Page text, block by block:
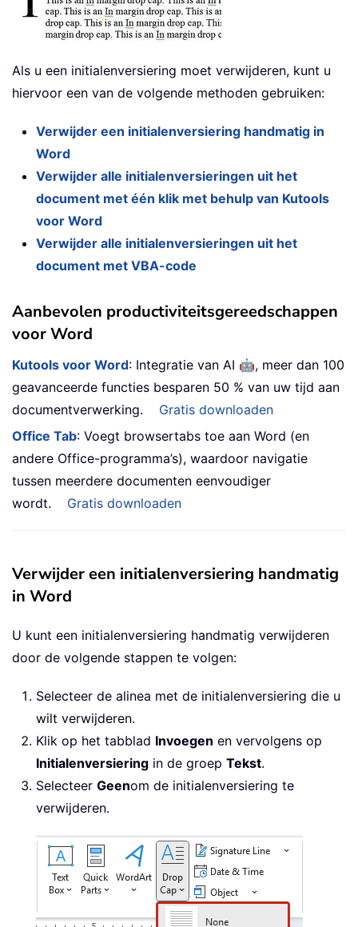
Als u een initialenversiering moet verwijderen, kunt u
hiervoor een van de volgende methoden gebruiken:
Verwijder een initialenversiering handmatig in
Word
Verwijder alle initialenversieringen uit het
document met één klik met behulp van Kutools
voor Word
Verwijder alle initialenversieringen uit het
document met VBA-code
Aanbevolen productiviteitsgereedschappen
voor Word
Kutools voor Word: Integratie van AI 🤖, meer dan 100
geavanceerde functies besparen 50 % van uw tijd aan
documentverwerking.
Gratis downloaden
Office Tab: Voegt browsertabs toe aan Word (en
andere Office-programma’s), waardoor navigatie
tussen meerdere documenten eenvoudiger
wordt.
Gratis downloaden
Verwijder een initialenversiering handmatig
in Word
U kunt een initialenversiering handmatig verwijderen
door de volgende stappen te volgen:
Selecteer de alinea met de initialenversiering die u
wilt verwijderen.
Klik op het tabblad Invoegen en vervolgens op
Initialenversiering in de groep Tekst.
Selecteer Geenom de initialenversiering te
verwijderen.